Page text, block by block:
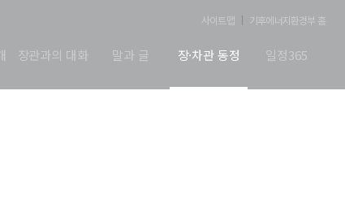
사이트맵 기후에너지환경부 홈
장관과의 대화 말과 글 장·차관 동정 일정365